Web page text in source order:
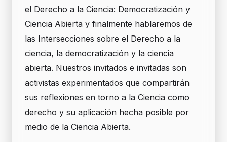
el Derecho a la Ciencia: Democratización y
Ciencia Abierta y finalmente hablaremos de
las Intersecciones sobre el Derecho a la
ciencia, la democratización y la ciencia
abierta. Nuestros invitados e invitadas son
activistas experimentados que compartirán
sus reflexiones en torno a la Ciencia como
derecho y su aplicación hecha posible por
medio de la Ciencia Abierta.